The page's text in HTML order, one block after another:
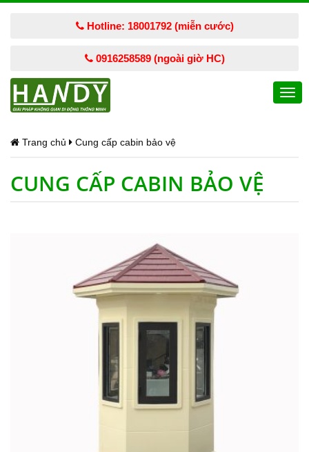
Hotline: 18001792 (miễn cước)
0916258589 (ngoài giờ HC)
Trang chủ Cung cấp cabin bảo vệ
CUNG CẤP CABIN BẢO VỆ